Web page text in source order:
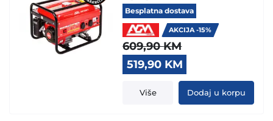
Besplatna dostava
AKCIJA -15%
609,90KM
Original
price
was:
609,90 KM.
519,90 KM
price
is:
519,90 KM.
Više Dodaj u korpu